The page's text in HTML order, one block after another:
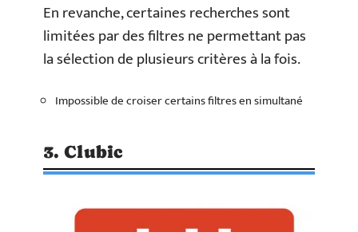
En revanche, certaines recherches sont
limitées par des filtres ne permettant pas
la sélection de plusieurs critères à la fois.
Impossible de croiser certains filtres en simultané
3. Clubic